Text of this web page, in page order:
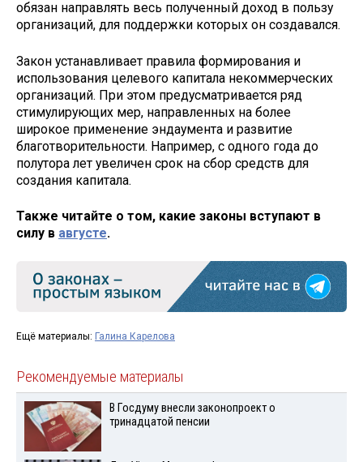
обязан направлять весь полученный доход в пользу
организаций, для поддержки которых он создавался.
Закон устанавливает правила формирования и
использования целевого капитала некоммерческих
организаций. При этом предусматривается ряд
стимулирующих мер, направленных на более
широкое применение эндаумента и развитие
благотворительности. Например, с одного года до
полутора лет увеличен срок на сбор средств для
создания капитала.
Также читайте о том, какие законы вступают в
силу в августе.
Ещё материалы: Галина Карелова
Рекомендуемые материалы
В Госдуму внесли законопроект о
тринадцатой пенсии